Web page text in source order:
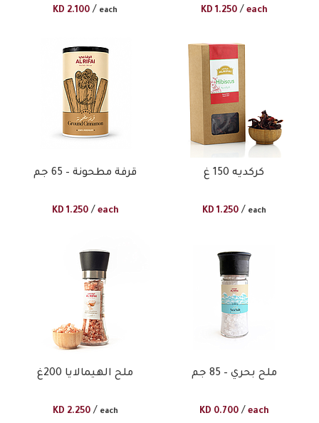
KD 2.100 / each KD 1.250 / each
قرفة مطحونة – 65 جم​
KD 1.250 / each
كركديه 150 غ
KD 1.250 / each
ملح الهيمالايا 200غ
KD 2.250 / each
ملح بحري – 85 جم​
KD 0.700 / each